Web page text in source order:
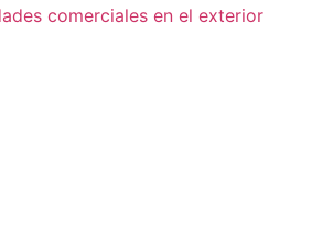
comerciales en el exterior